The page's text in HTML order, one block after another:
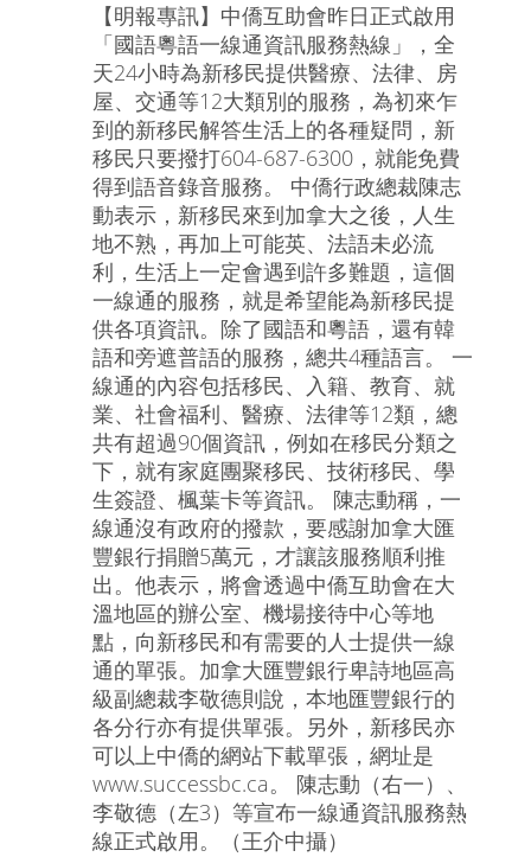
【明報專訊】中僑互助會昨日正式啟用
「國語粵語一線通資訊服務熱線」，全
天24小時為新移民提供醫療、法律、房
屋、交通等12大類別的服務，為初來乍
到的新移民解答生活上的各種疑問，新
移民只要撥打604-687-6300，就能免費
得到語音錄音服務。 中僑行政總裁陳志
動表示，新移民來到加拿大之後，人生
地不熟，再加上可能英、法語未必流
利，生活上一定會遇到許多難題，這個
一線通的服務，就是希望能為新移民提
供各項資訊。除了國語和粵語，還有韓
語和旁遮普語的服務，總共4種語言。 一
線通的內容包括移民、入籍、教育、就
業、社會福利、醫療、法律等12類，總
共有超過90個資訊，例如在移民分類之
下，就有家庭團聚移民、技術移民、學
生簽證、楓葉卡等資訊。 陳志動稱，一
線通沒有政府的撥款，要感謝加拿大匯
豐銀行捐贈5萬元，才讓該服務順利推
出。他表示，將會透過中僑互助會在大
溫地區的辦公室、機場接待中心等地
點，向新移民和有需要的人士提供一線
通的單張。加拿大匯豐銀行卑詩地區高
級副總裁李敬德則說，本地匯豐銀行的
各分行亦有提供單張。另外，新移民亦
可以上中僑的網站下載單張，網址是
www.successbc.ca。 陳志動（右一）、
李敬德（左3）等宣布一線通資訊服務熱
線正式啟用。（王介中攝）